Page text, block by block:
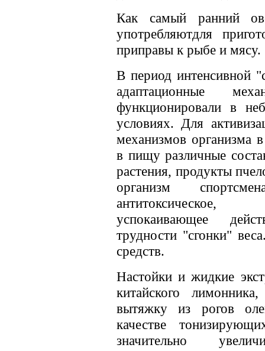
Как самый ранний
употребляютдля
приправы к рыбе и мясу.
В период интенсивной
адаптационные
функционировали в
условиях. Для
механизмов организма
в пищу различные
растения, продукты
организм
антитоксическое,
успокаивающее
трудности "сгонки"
средств.
Настойки и жидкие
китайского
вытяжку из рогов
качестве
значительно